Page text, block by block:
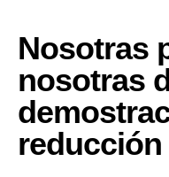
Nosotras
nosotras